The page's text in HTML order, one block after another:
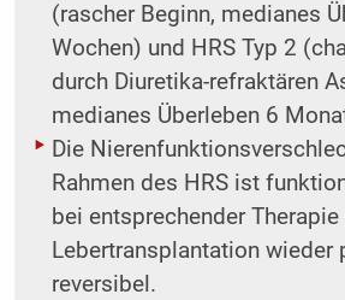
(rascher Beginn, medianes
Wochen) und HRS Typ 2
durch Diuretika-refraktären
medianes Überleben 6
Die
Rahmen des HRS ist
bei ­entsprechender
Lebertransplantation wieder
reversibel.